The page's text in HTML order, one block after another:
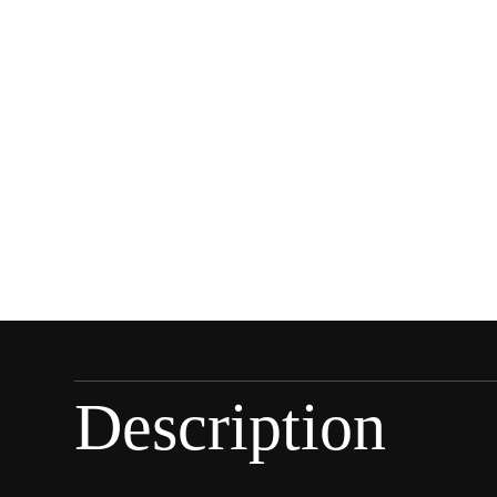
Description